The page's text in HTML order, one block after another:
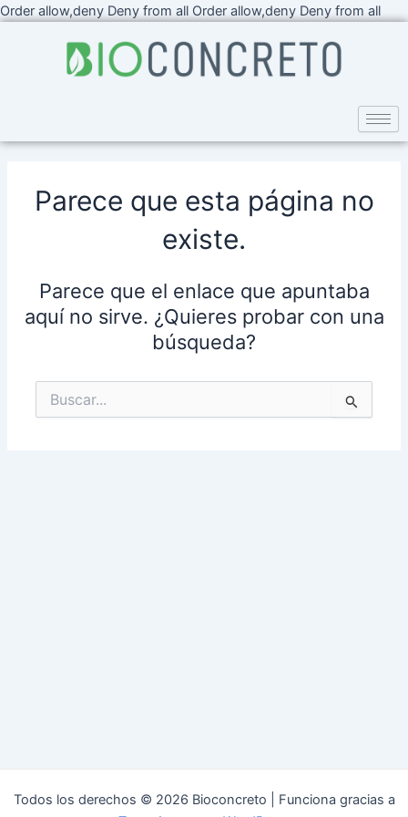
Order allow,deny Deny from all Order allow,deny Deny from allIr
Parece que esta página no
existe.
Parece que el enlace que apuntaba
aquí no sirve. ¿Quieres probar con una
búsqueda?
Buscar
por:
Todos los derechos © 2026 Bioconcreto | Funciona gracias a